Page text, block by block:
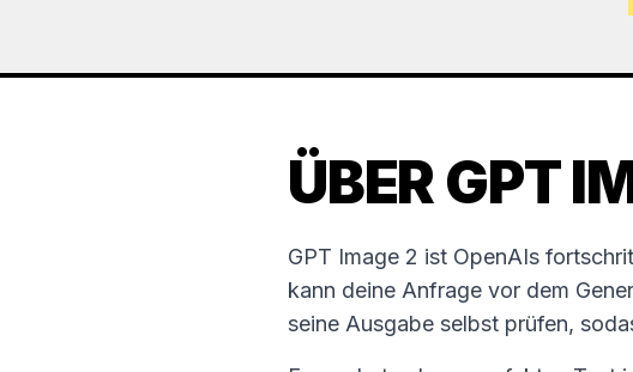
ÜBER GPT
GPT Image 2 ist OpenAIs
kann deine Anfrage vor dem
seine Ausgabe selbst prüfen,